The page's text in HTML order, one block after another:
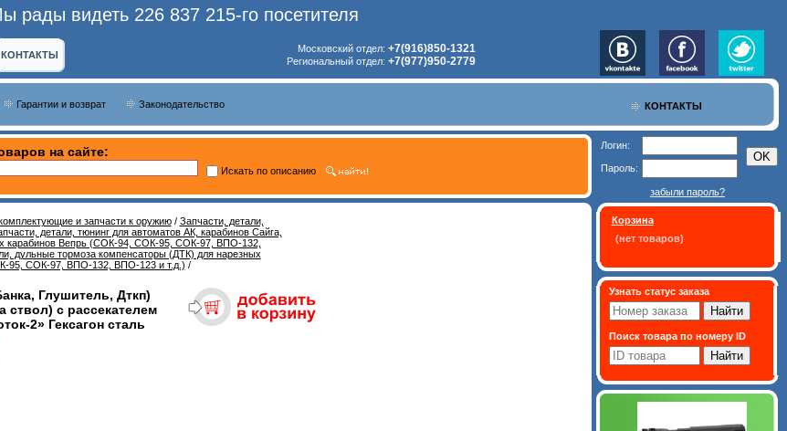
рады видеть 226 837 215-го посетителя
КОНТАКТЫ
Московский отдел: +7(916)850-1321
Региональный отдел: +7(977)950-2779
КОНТАКТЫ
Гарантии и возврат Законодательство
на сайте:
Искать по описанию
и запчасти к оружию/ Запчасти, детали,
детали, тюнинг для автоматов АК, карабинов Сайга,
карабинов Вепрь (СОК-94, СОК-95, СОК-97, ВПО-132,
дульные тормоза компенсаторы (ДТК) для нарезных
95, СОК-97, ВПО-132, ВПО-123 и т.д.) /
Глушитель, Дткп)
ствол) с рассекателем
2» Гексагон сталь
Логин:
Пароль:
забыли пароль?
Корзина
(нет товаров)
Узнать статус заказа
Поиск товара по номеру ID